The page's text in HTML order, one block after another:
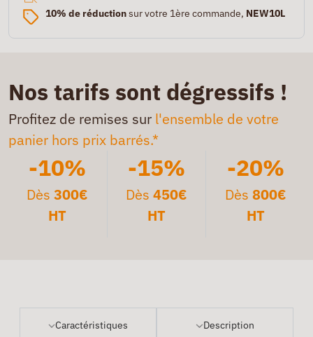
10% de réductionsur votre 1ère commande, NEW10L
Nos tarifs sont dégressifs !
Profitez de remises sur l'ensemble de votre
panier hors prix barrés.*
-10%
Dès300€
HT
-15%
Dès 450€
HT
-20%
Dès 800€
HT
Caractéristiques Description